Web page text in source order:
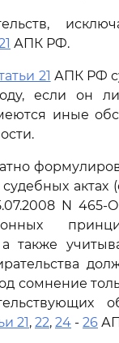
АПК РФ.
21 АПК РФ
если он
иные
актах
N 465-
также
сомнение
21, 22, 24 - 26